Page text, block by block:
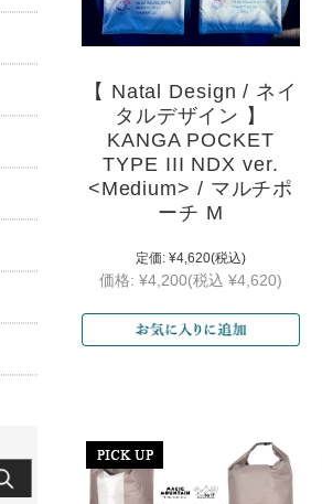
【 Natal Design / ネイ
タルデザイン 】
KANGA POCKET
TYPE III NDX ver.
<Medium> / マルチポ
ーチ M
定価: ¥4,620(税込)
価格: ¥4,200(税込 ¥4,620)